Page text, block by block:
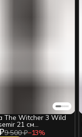
9 500 ₽−13%
The Witcher 3 Wild
21 см
Уценка